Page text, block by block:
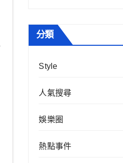
分類
Style
人氣搜尋
娛樂圈
熱點事件